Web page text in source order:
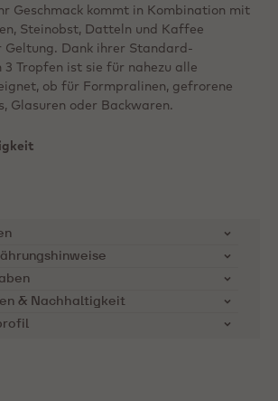
Geschmack kommt in Kombination mit
Steinobst, Datteln und Kaffee
Geltung. Dank ihrer Standard-
3 Tropfen ist sie für nahezu alle
ob für Formpralinen, gefrorene
Glasuren oder Backwaren.
CHK-R30GOLD-E4-U70
Karamellschokolade
Zucker, Vollmilchpulver,
(MILCH),
(SOJA), natürliches
pro 100g
& Nachhaltigkeit
Horizons Foundation